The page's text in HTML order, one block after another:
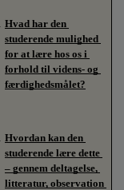
Hvad har den
studerende mulighed
for at lære hos os i
forhold til videns- og
færdighedsmålet?
Hvordan kan den
studerende lære dette
– gennem deltagelse,
litteratur, observation